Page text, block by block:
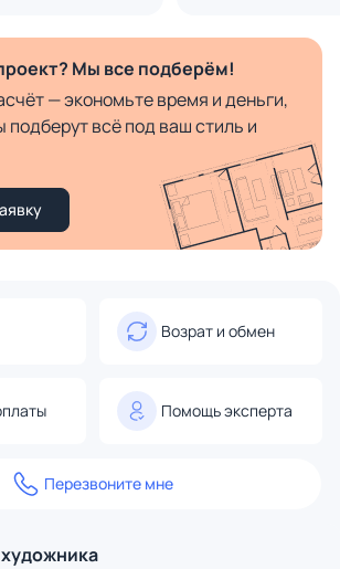
Мы все подберём!
— экономьте время и деньги,
подберут всё под ваш стиль и
Возрат и обмен
Помощь эксперта
Перезвоните мне